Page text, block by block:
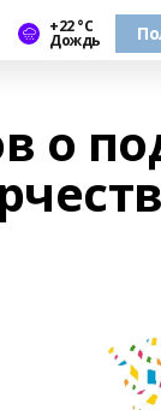
+22 °С
Дождь
о